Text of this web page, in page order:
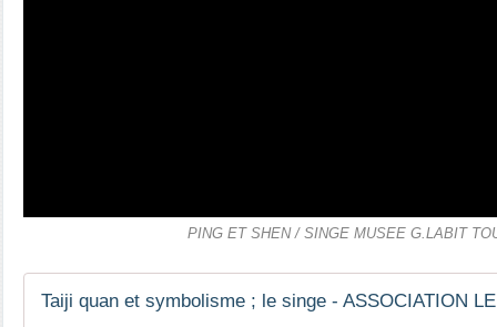
PING ET SHEN / SINGE MUSEE G.LABIT
Taiji quan et symbolisme ; le singe - ASSOCIATION